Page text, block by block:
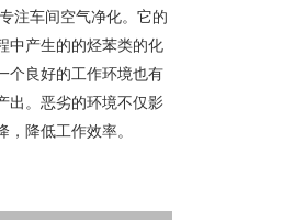
注车间空气净化。它的
中产生的的烃苯类的化
个良好的工作环境也有
出。恶劣的环境不仅影
降低工作效率。